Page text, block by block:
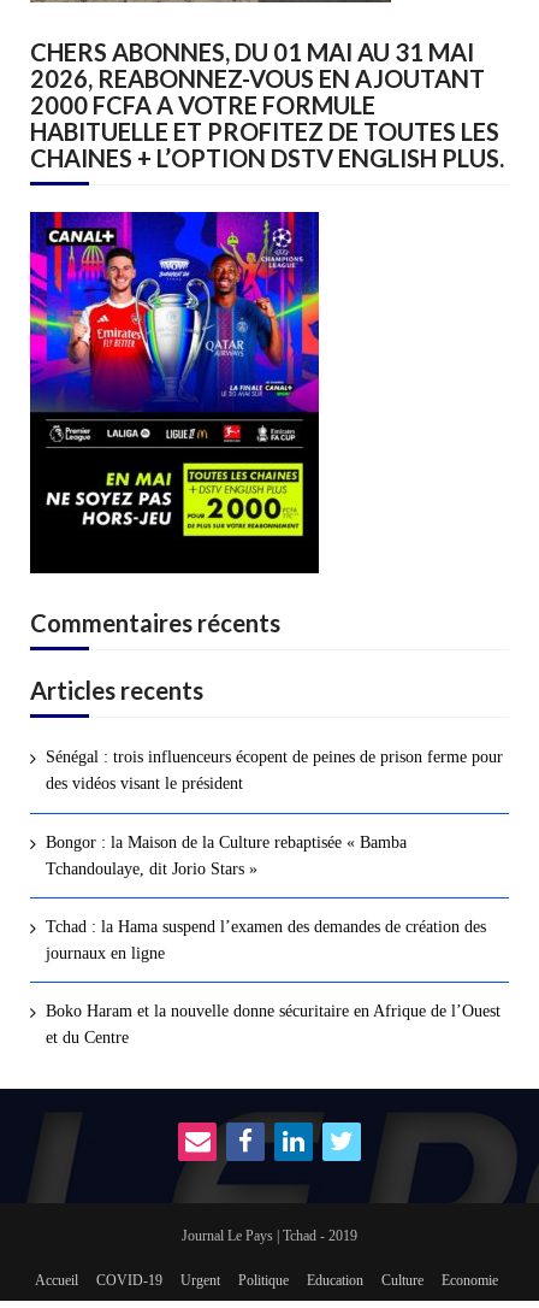
CHERS ABONNES, DU 01 MAI AU 31 MAI
2026, REABONNEZ-VOUS EN AJOUTANT
2000 FCFA A VOTRE FORMULE
HABITUELLE ET PROFITEZ DE TOUTES LES
CHAINES + L’OPTION DSTV ENGLISH PLUS.
Commentaires récents
Articles recents
Sénégal : trois influenceurs écopent de peines de prison ferme pour
des vidéos visant le président
Bongor : la Maison de la Culture rebaptisée « Bamba
Tchandoulaye, dit Jorio Stars »
Tchad : la Hama suspend l’examen des demandes de création des
journaux en ligne
Boko Haram et la nouvelle donne sécuritaire en Afrique de l’Ouest
et du Centre
Journal Le Pays | Tchad - 2019
Accueil COVID-19 Urgent Politique Education Culture Economie